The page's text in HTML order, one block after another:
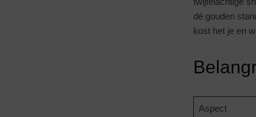
dé gouden
kost het je en
Aspect